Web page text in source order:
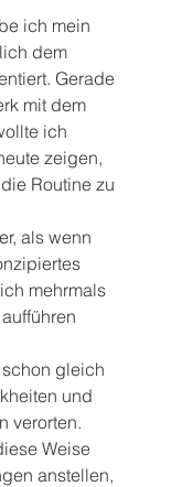
ich mein
dem
Gerade
mit dem
ich
zeigen,
Routine zu
als wenn
mehrmals
gleich
und
verorten.
Weise
anstellen,